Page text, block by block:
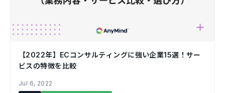
【2022年】ECコンサルティングに強い企業15選！サー
ビスの特徴を比較￼
Jul 6, 2022